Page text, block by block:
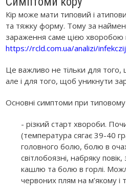
Кір може мати типовий і
та тяжку форму. Тому за
зараження саме цією хворобою
https://rcld.com.ua/analizi/
Це важливо не тільки для того,
але і для того, щоб уникнути
Основні симптоми при типовому
- різкий старт хвороби.
(температура сягає 39-40
головного болю, болю в
світлобоязні, набряку
кашлю та болю в горлі.
червоних плям на м’якому і